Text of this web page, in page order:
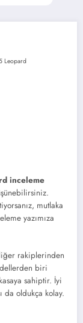
Leopard
inceleme
mutlaka
yazımıza
rakiplerinden
biri
sahiptir. İyi
da oldukça kolay.